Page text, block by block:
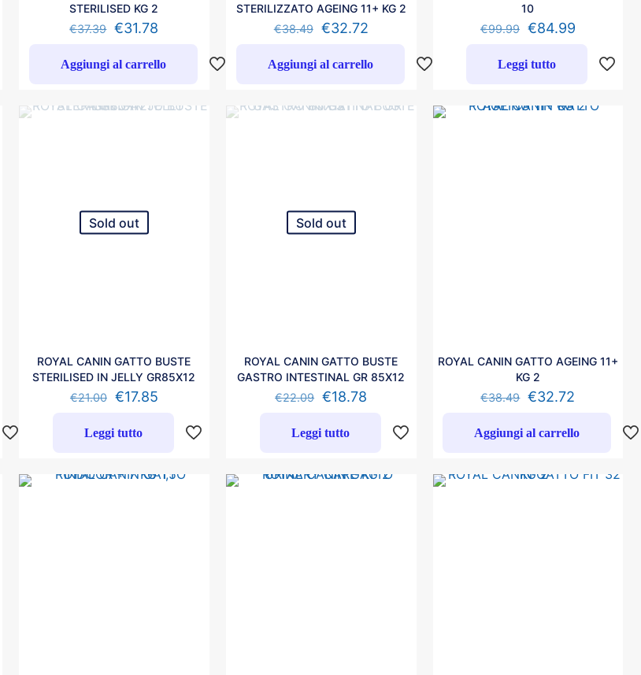
STERILISED KG 2
€37.39 €31.78
Aggiungi al carrello
STERILIZZATO AGEING 11+ KG 2
€38.49 €32.72
Aggiungi al carrello
10
€99.99 €84.99
Leggi tutto
Sold out
ROYAL CANIN GATTO BUSTE
STERILISED IN JELLY GR85X12
€21.00 €17.85
Leggi tutto
Sold out
ROYAL CANIN GATTO BUSTE
GASTRO INTESTINAL GR 85X12
€22.09 €18.78
Leggi tutto
ROYAL CANIN GATTO AGEING 11+
KG 2
€38.49 €32.72
Aggiungi al carrello